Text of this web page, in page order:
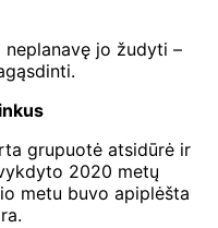
jo žudyti –
grupuotė atsidūrė ir
2020 metų
metu buvo apiplėšta